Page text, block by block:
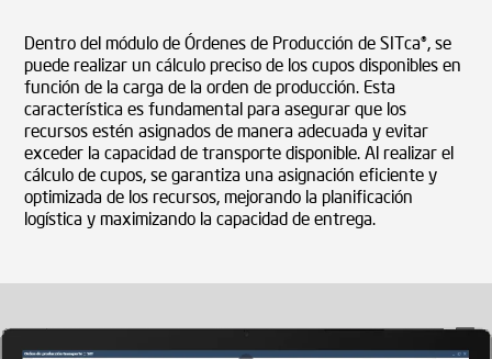
Dentro del módulo de Órdenes de Producción de SITca®, se
puede realizar un cálculo preciso de los cupos disponibles en
función de la carga de la orden de producción. Esta
característica es fundamental para asegurar que los
recursos estén asignados de manera adecuada y evitar
exceder la capacidad de transporte disponible. Al realizar el
cálculo de cupos, se garantiza una asignación eficiente y
optimizada de los recursos, mejorando la planificación
logística y maximizando la capacidad de entrega.